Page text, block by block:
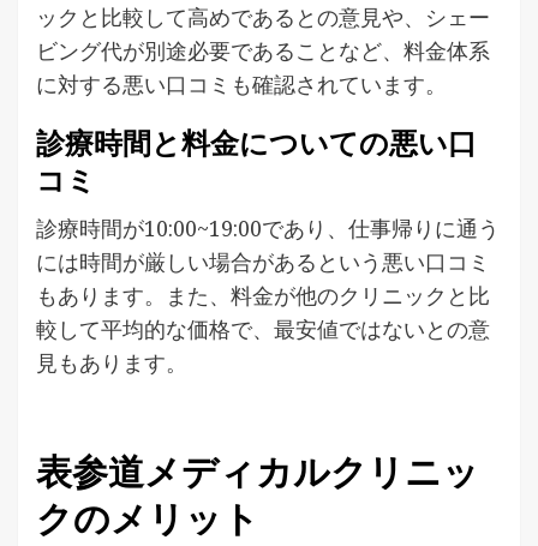
ックと比較して高めであるとの意見や、シェー
ビング代が別途必要であることなど、料金体系
に対する悪い口コミも確認されています。
診療時間と料金についての悪い口
コミ
診療時間が10:00~19:00であり、仕事帰りに通う
には時間が厳しい場合があるという悪い口コミ
もあります。また、料金が他のクリニックと比
較して平均的な価格で、最安値ではないとの意
見もあります。
表参道メディカルクリニッ
クのメリット